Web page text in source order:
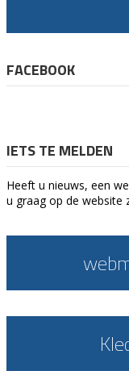
FACEBOOK
IETS TE MELDEN
Heeft u nieuws, een
u graag op de website